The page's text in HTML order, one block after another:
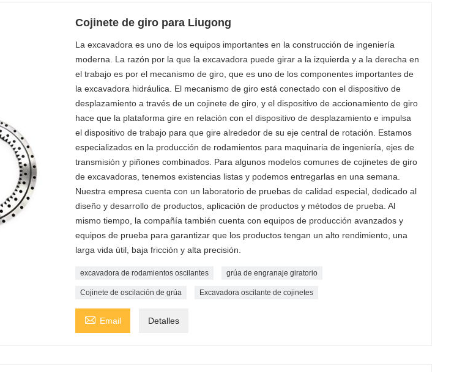
Cojinete de giro para Liugong
La excavadora es uno de los equipos importantes en la construcción de ingeniería
moderna. La razón por la que la excavadora puede girar a la izquierda y a la derecha en
el trabajo es por el mecanismo de giro, que es uno de los componentes importantes de
la excavadora hidráulica. El mecanismo de giro está conectado con el dispositivo de
desplazamiento a través de un cojinete de giro, y el dispositivo de accionamiento de giro
hace que la plataforma gire en relación con el dispositivo de desplazamiento e impulsa
el dispositivo de trabajo para que gire alrededor de su eje central de rotación. Estamos
especializados en la producción de rodamientos para maquinaria de ingeniería, ejes de
transmisión y piñones combinados. Para algunos modelos comunes de cojinetes de giro
de excavadoras, tenemos existencias listas y podemos entregarlas en una semana.
Nuestra empresa cuenta con un laboratorio de pruebas de calidad especial, dedicado al
diseño y desarrollo de productos, aplicación de productos y métodos de prueba. Al
mismo tiempo, la compañía también cuenta con equipos de producción avanzados y
equipos de prueba para garantizar que los productos tengan un alto rendimiento, una
larga vida útil, baja fricción y alta precisión.
excavadora de rodamientos oscilantes grúa de engranaje giratorio
Cojinete de oscilación de grúa Excavadora oscilante de cojinetes
 Email Detalles